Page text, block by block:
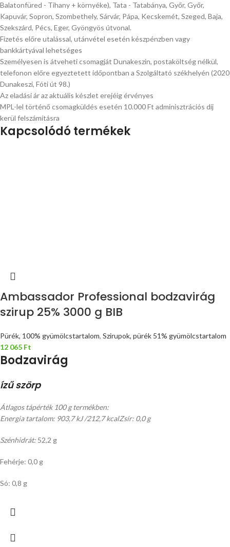
Balatonfüred - Tihany + környéke), Tata - Tatabánya, Győr, Győr,
Kapuvár, Sopron, Szombethely, Sárvár, Pápa, Kecskemét, Szeged, Baja,
Szekszárd, Pécs, Eger, Gyöngyös útvonal.
Fizetés előre utalással, utánvétel esetén készpénzben vagy
bankkártyával lehetséges
Személyesen is átveheti csomagját Dunakeszin, postaköltség nélkül,
telefonon előre egyeztetett időpontban a Szolgáltató székhelyén (2020
Dunakeszi, Fóti út 98.)
Az eladási ár az aktuális készlet erejéig érvényes
MPL-lel történő csomagküldés esetén 10.000 Ft adminisztrációs díj
kerül felszámításra
Kapcsolódó termékek
Ambassador Professional bodzavirág
szirup 25% 3000 g BIB
Pürék, 100% gyümölcstartalom, Szirupok, pürék 51% gyümölcstartalom
12 065 Ft
Bodzavirág
ízű szörp
Átlagos tápérték 100 g termékben:
Energia tartalom: 903,7 kJ /212,7 kcalZsír: 0,0 g
Szénhidrát: 52,2 g
Fehérje: 0,0 g
Só: 0,8 g